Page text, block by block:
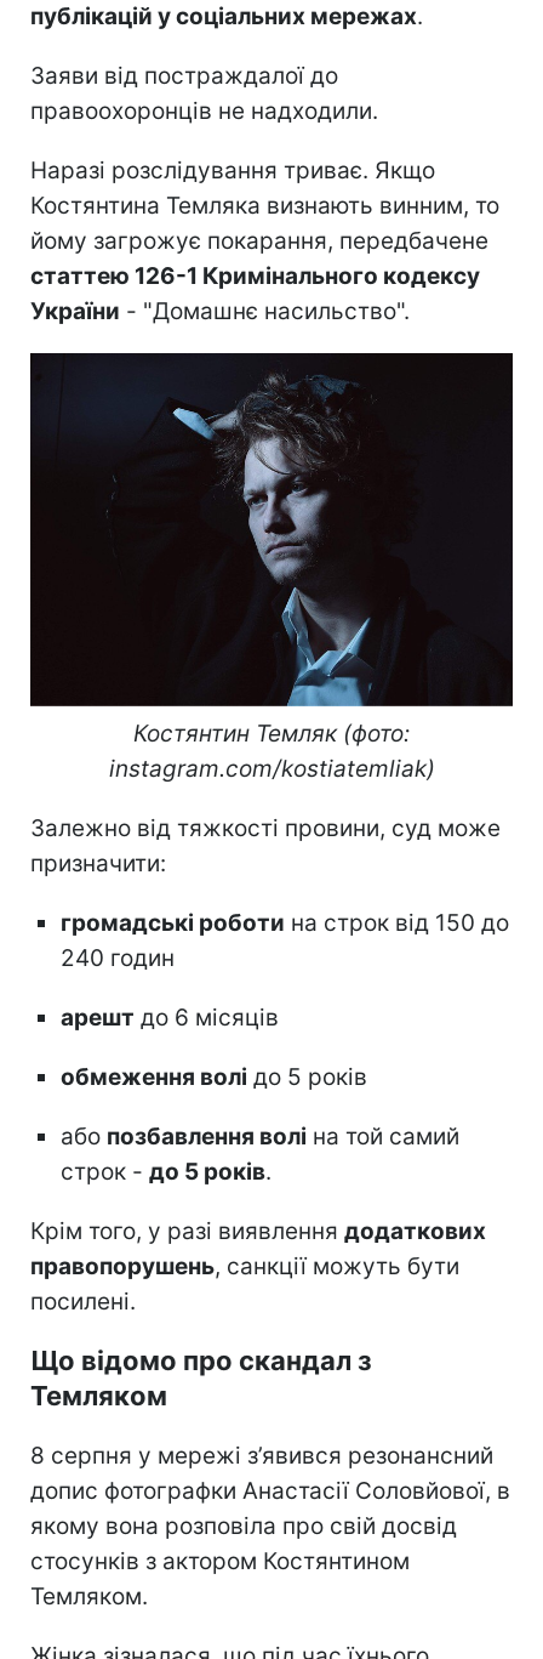
публікацій у соціальних мережах.
Заяви від постраждалої до
правоохоронців не надходили.
Наразі розслідування триває. Якщо
Костянтина Темляка визнають винним, то
йому загрожує покарання, передбачене
статтею 126-1 Кримінального кодексу
України - "Домашнє насильство".
Костянтин Темляк (фото:
instagram.com/kostiatemliak)
Залежно від тяжкості провини, суд може
призначити:
громадські роботи на строк від 150 до
240 годин
арешт до 6 місяців
обмеження волі до 5 років
або позбавлення волі на той самий
строк - до 5 років.
Крім того, у разі виявлення додаткових
правопорушень, санкції можуть бути
посилені.
Що відомо про скандал з
Темляком
8 серпня у мережі з’явився резонансний
допис фотографки Анастасії Соловйової, в
якому вона розповіла про свій досвід
стосунків з актором Костянтином
Темляком.